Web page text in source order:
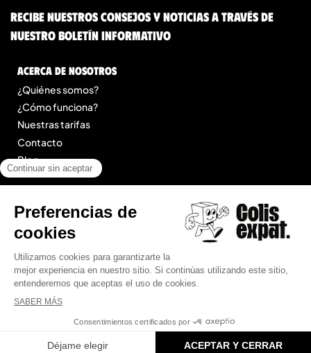
Recibe nuestros consejos y noticias a través de
nuestro boletín informativo
Acerca de nosotros
¿Quiénes somos?
¿Cómo funciona?
Nuestras tarifas
Contacto
Blog
Menciones legales
Condiciones Generales de Prestación de Servicios
Mapa del sitio
© 2025 Colis Expat.